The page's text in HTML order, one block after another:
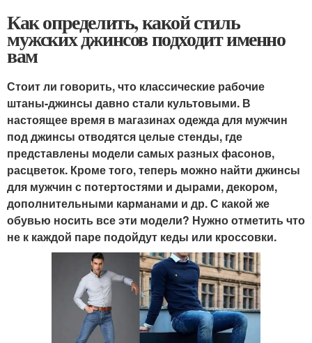
Как определить, какой стиль
мужских джинсов подходит именно
вам
Стоит ли говорить, что классические рабочие
штаны-джинсы давно стали культовыми. В
настоящее время в магазинах одежда для мужчин
под джинсы отводятся целые стенды, где
представлены модели самых разных фасонов,
расцветок. Кроме того, теперь можно найти джинсы
для мужчин с потертостями и дырами, декором,
дополнительными карманами и др. С какой же
обувью носить все эти модели? Нужно отметить что
не к каждой паре подойдут кеды или кроссовки.